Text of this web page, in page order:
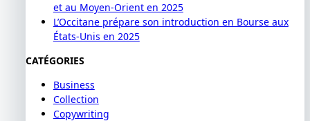
et au Moyen-Orient en 2025
L’Occitane prépare son introduction en Bourse aux
États-Unis en 2025
CATÉGORIES
Business
Collection
Copywriting